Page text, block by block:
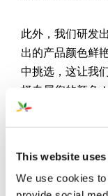
This website
We use cookies
此外，我们研发
出的产品颜色鲜
中挑选，这让我
择专属您的颜色！
TTD的包